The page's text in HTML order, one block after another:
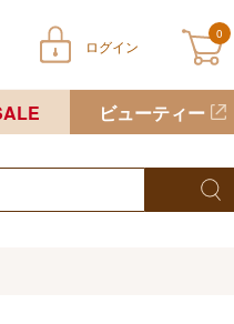
ログイン
0
入っていません
ビューティー